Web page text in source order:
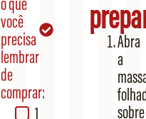
você
precisa
lembrar
de
comprar:
1
Abra
a
sobre